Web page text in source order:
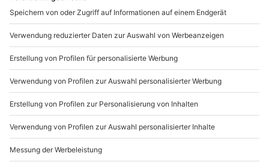
b2b@mydays.de
www.b2b.mydays.de/
Artikelnummer:47613
Andere Produkte entdecken